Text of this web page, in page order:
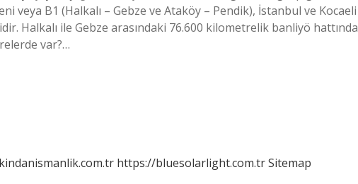
veya B1 (Halkalı – Gebze ve Ataköy – Pendik), İstanbul ve Kocaeli
Halkalı ile Gebze arasındaki 76.600 kilometrelik banliyö hattında
var?…
https://bluesolarlight.com.trSitemap